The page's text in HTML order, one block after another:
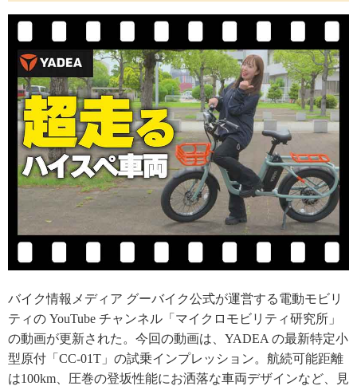
バイク情報メディア グーバイク公式が運営する電動モビリ
ティの YouTube チャンネル「マイクロモビリティ研究所」
の動画が更新された。今回の動画は、YADEA の最新特定小
型原付「CC-01T」の試乗インプレッション。航続可能距離
は100km、圧巻の登坂性能にお洒落な車両デザインなど、見